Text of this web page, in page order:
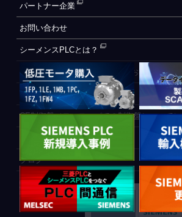
パートナー企業
お問い合わせ
シーメンスPLCとは？
自動化設備をご検討されているお客様へ
WEB会員登録フォーム
CE制御盤（ヨーロッパでの制御盤について）
PLC間通信
ブログ